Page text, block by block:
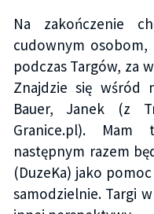
Na zakończenie
cudownym osobom,
podczas Targów, za
Znajdzie się wśród
Bauer, Janek (z
Granice.pl). Mam
następnym razem
(DuzeKa) jako pomoc
samodzielnie. Targi